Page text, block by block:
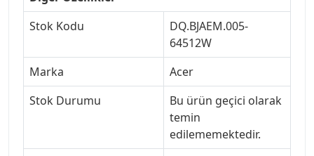
Stok Kodu
DQ.BJAEM.005-
64512W
Marka
Acer
Stok Durumu
Bu ürün geçici olarak
temin
edilememektedir.